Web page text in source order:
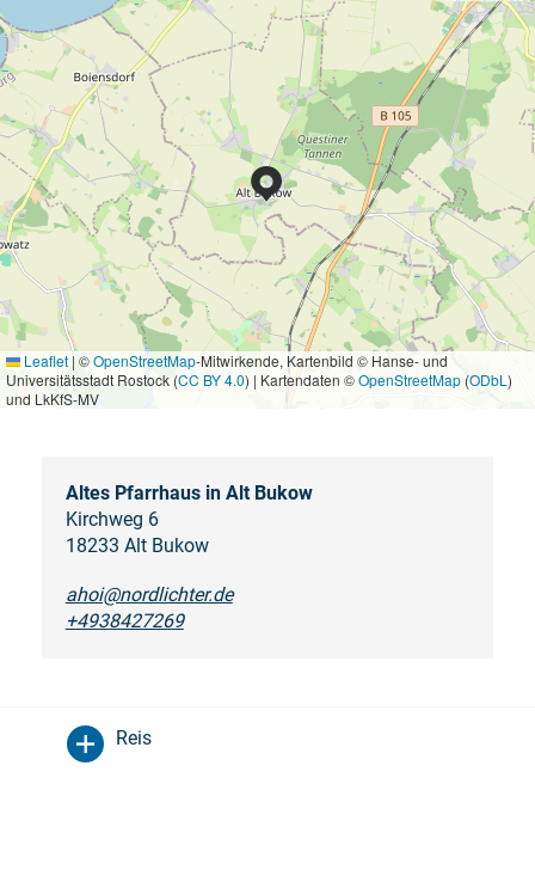
Leaflet | ©OpenStreetMap-Mitwirkende, Kartenbild © Hanse- und
Universitätsstadt Rostock (CC BY 4.0) | Kartendaten ©OpenStreetMap (ODbL )
und LkKfS-MV
Altes Pfarrhaus in Alt Bukow
Kirchweg 6
18233 Alt Bukow
ahoi@nordlichter.de
+4938427269
Reis